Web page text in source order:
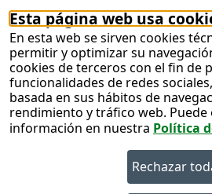
Esta página web usa
En esta web se sirven cookies
permitir y optimizar su
cookies de terceros con el fin de
funcionalidades de redes
basada en sus hábitos de
rendimiento y tráfico web. Puede
información en nuestra Política